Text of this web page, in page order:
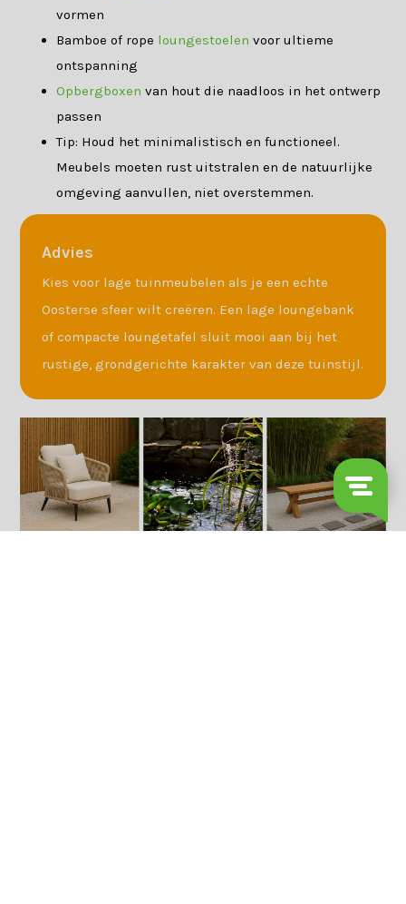
vormen
Bamboe of rope loungestoelen voor ultieme
ontspanning
Opbergboxen van hout die naadloos in het ontwerp
passen
Tip: Houd het minimalistisch en functioneel.
Meubels moeten rust uitstralen en de natuurlijke
omgeving aanvullen, niet overstemmen.
Advies
Kies voor lage tuinmeubelen als je een echte
Oosterse sfeer wilt creëren. Een lage loungebank
of compacte loungetafel sluit mooi aan bij het
rustige, grondgerichte karakter van deze tuinstijl.